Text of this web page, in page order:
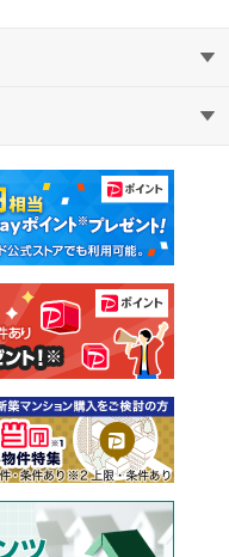
マンション
一戸建て
て！住まいの先生